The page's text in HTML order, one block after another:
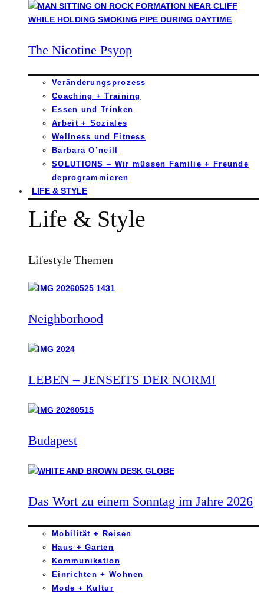
The Nicotine Psyop
Veränderungsprozess
Coaching + Training
Essen und Trinken
Arbeit + Soziales
Wellness und Fitness
Barbara O’neill
SOLUTIONS – Wir müssen Familie + Freunde
deprogrammieren
LIFE & STYLE
Life & Style
Lifestyle Themen
Neighborhood
LEBEN – JENSEITS DER NORM!
Budapest
Das Wort zu einem Sonntag im Jahre 2026
Mobilität + Reisen
Haus + Garten
Kommunikation
Einrichten + Wohnen
Mode + Kultur